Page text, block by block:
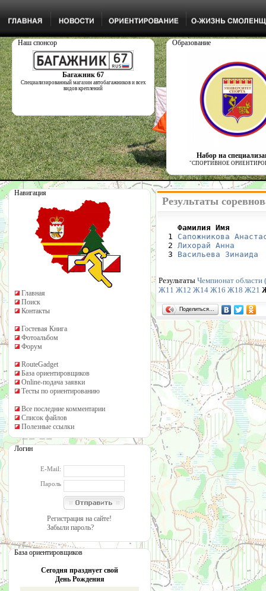
Наш спонсор
Багажник 67
Специализированный магазин автобагажников и всех
видов креплений
Образование
Набор на
"СПОРТИВНОЕ
Навигация
Главная
Поиск
Контакты
Гостевая Книга
Фотоальбом
Форум
RouteGadget
База ориентировщиков
Online-подача заявки
Тесты по ориентированию
Все последние комментарии
Список файлов
Полезные ссылки
Логин
E-Mail:
Пароль
Регистрация на сайте!
Забыли пароль?
База ориентировщиков
Сегодня празднует свой
День Рождения
Результаты
Фамилия Имя
1 Сапожникова
  2
Лихорай Анна
  3
Васильева Зинаида
Результаты Чемпионат области
Ж11 Ж12 Ж14 Ж16 Ж18 Ж21
Поделиться…